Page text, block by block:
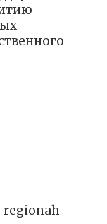
regionah-